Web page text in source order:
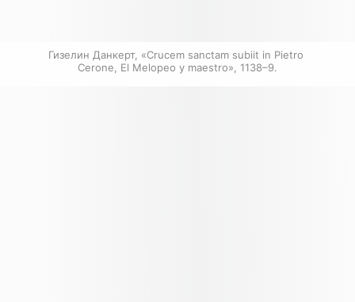
Гизелин Данкерт, «Crucem sanctam subiit in Pietro
Cerone, El Melopeo y maestro», 1138–9.